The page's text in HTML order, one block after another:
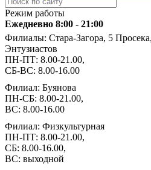
Режим работы
Ежедневно 8:00 - 21:00
Филиалы: Стара-Загора, 5
Энтузиастов
ПН-ПТ: 8.00-21.00,
СБ-ВС: 8.00-16.00
Филиал: Буянова
ПН-СБ: 8.00-21.00,
ВС: 8.00-16.00
Филиал: Физкультурная
ПН-ПТ: 8.00-21.00,
СБ: 8.00-16.00,
ВС: выходной